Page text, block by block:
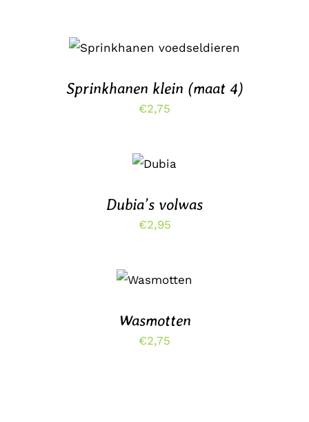
WINKELWAGEN
/
Sprinkhanen klein (maat 4)
€2,75
WINKELWAGEN
Dubia’s volwas
€2,95
WINKELWAGEN
Wasmotten
€2,75